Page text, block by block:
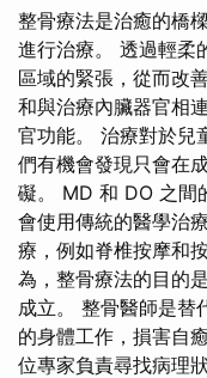
整骨療法是治癒的橋
進行治療。 透過輕柔
區域的緊張，從而改
和與治療內臟器官相
官功能。 治療對於兒
們有機會發現只會在
礙。 MD 和 DO 之間
會使用傳統的醫學治
療，例如脊椎按摩和
為，整骨療法的目的
成立。 整骨醫師是替
的身體工作，損害自
位專家負責尋找病理